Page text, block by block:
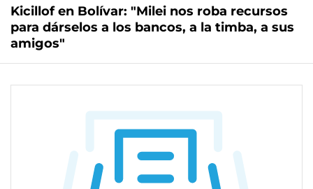
Kicillof en Bolívar: "Milei nos roba recursos
para dárselos a los bancos, a la timba, a sus
amigos"